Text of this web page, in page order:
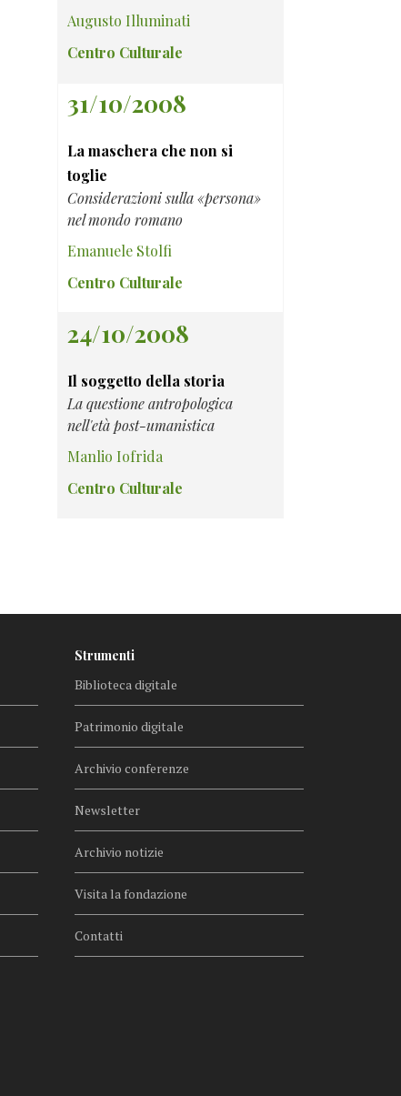
Augusto Illuminati
Centro Culturale
31/10/2008
La maschera che non si
toglie
Considerazioni sulla «persona»
nel mondo romano
Emanuele Stolfi
Centro Culturale
24/10/2008
Il soggetto della storia
La questione antropologica
nell'età post-umanistica
Manlio Iofrida
Centro Culturale
Strumenti
Biblioteca digitale
Patrimonio digitale
Archivio conferenze
Newsletter
Archivio notizie
Visita la fondazione
Contatti